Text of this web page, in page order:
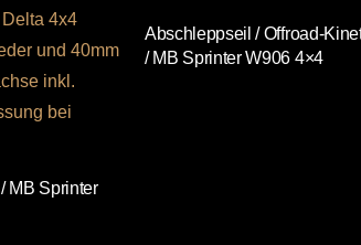
MB Sprinter
Abschleppseil / Offroad-
/ MB Sprinter W906 4×4